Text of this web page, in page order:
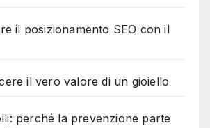
il posizionamento SEO con il
il vero valore di un gioiello
perché la prevenzione parte